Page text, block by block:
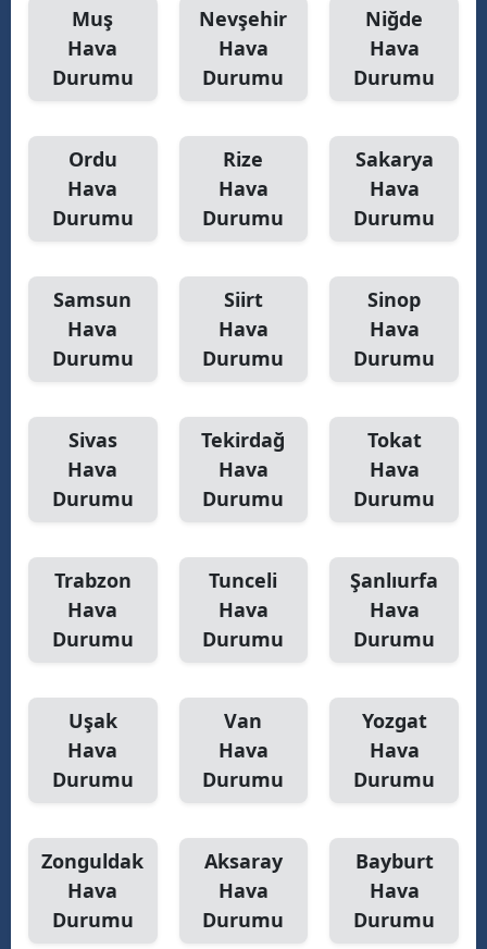
Muş
Hava
Durumu
Nevşehir
Hava
Durumu
Niğde
Hava
Durumu
Ordu
Hava
Durumu
Rize
Hava
Durumu
Sakarya
Hava
Durumu
Samsun
Hava
Durumu
Siirt
Hava
Durumu
Sinop
Hava
Durumu
Sivas
Hava
Durumu
Tekirdağ
Hava
Durumu
Tokat
Hava
Durumu
Trabzon
Hava
Durumu
Tunceli
Hava
Durumu
Şanlıurfa
Hava
Durumu
Uşak
Hava
Durumu
Van
Hava
Durumu
Yozgat
Hava
Durumu
Zonguldak
Hava
Durumu
Aksaray
Hava
Durumu
Bayburt
Hava
Durumu